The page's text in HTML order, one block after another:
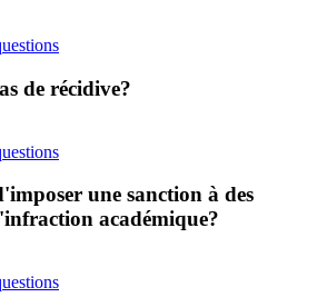
de récidive?
une sanction à des
académique?